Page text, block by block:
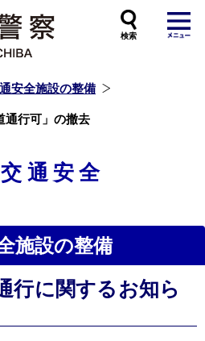
安全施設の整備
通行可」の撤去
交通安全
施設の整備
行に関するお知ら